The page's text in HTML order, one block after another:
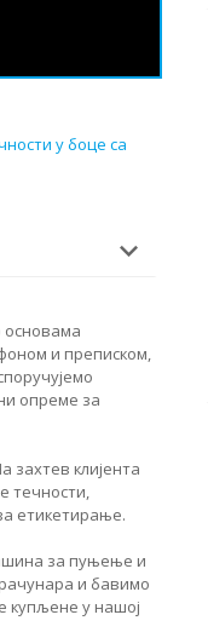
у боце са
основама
и преписком,
опреме за
клијента
течности,
етикетирање.
за пуњење и
и бавимо
купљене у нашој